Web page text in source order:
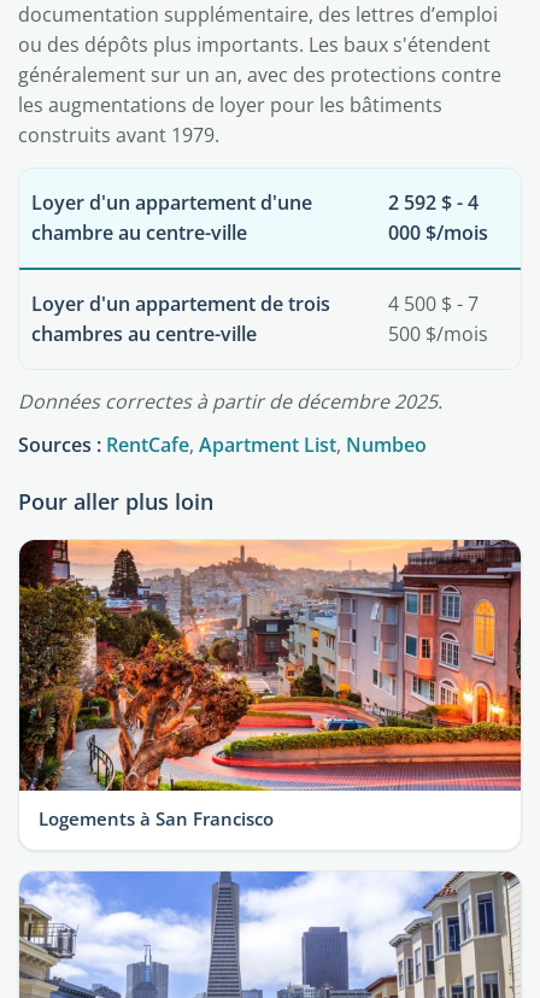
documentation supplémentaire, des lettres d’emploi
ou des dépôts plus importants. Les baux s'étendent
généralement sur un an, avec des protections contre
les augmentations de loyer pour les bâtiments
construits avant 1979.
Loyer d'un appartement d'une
chambre au centre-ville
2 592 $ - 4
000 $/mois
Loyer d'un appartement de trois
chambres au centre-ville
4 500 $ - 7
500 $/mois
Données correctes à partir de décembre 2025.
Sources : RentCafe, Apartment List, Numbeo
Pour aller plus loin
Logements à San Francisco